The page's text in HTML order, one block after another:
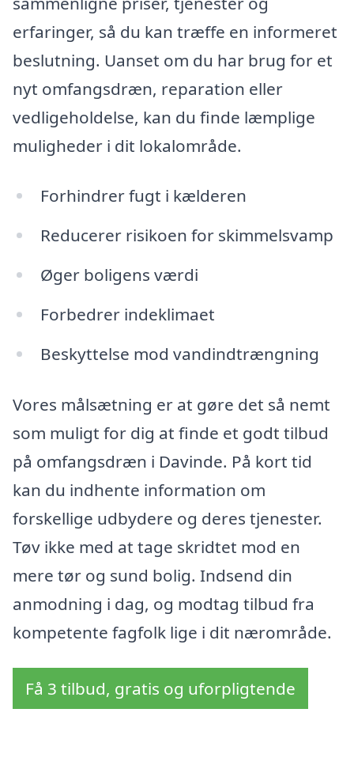
erfaringer, så du kan træffe en informeret
beslutning. Uanset om du har brug for et
nyt omfangsdræn, reparation eller
vedligeholdelse, kan du finde læmplige
muligheder i dit lokalområde.
Forhindrer fugt i kælderen
Reducerer risikoen for skimmelsvamp
Øger boligens værdi
Forbedrer indeklimaet
Beskyttelse mod vandindtrængning
Vores målsætning er at gøre det så nemt
som muligt for dig at finde et godt tilbud
på omfangsdræn i Davinde. På kort tid
kan du indhente information om
forskellige udbydere og deres tjenester.
Tøv ikke med at tage skridtet mod en
mere tør og sund bolig. Indsend din
anmodning i dag, og modtag tilbud fra
kompetente fagfolk lige i dit nærområde.
Få 3 tilbud, gratis og uforpligtende